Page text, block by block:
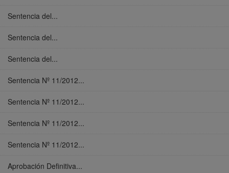
Sentencia del...
Sentencia del...
Sentencia del...
Sentencia Nº 11/2012...
Sentencia Nº 11/2012...
Sentencia Nº 11/2012...
Sentencia Nº 11/2012...
Aprobación Definitiva...